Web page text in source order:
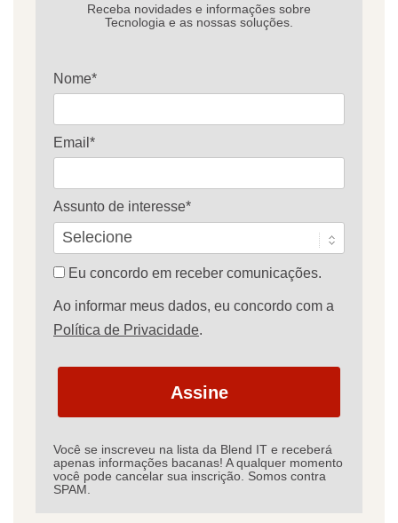
Receba novidades e informações sobre
Tecnologia e as nossas soluções.
Nome*
Email*
Assunto de interesse*
Eu concordo em receber comunicações.
Ao informar meus dados, eu concordo com a
Política de Privacidade.
Assine
Você se inscreveu na lista da Blend IT e receberá
apenas informações bacanas! A qualquer momento
você pode cancelar sua inscrição. Somos contra
SPAM.